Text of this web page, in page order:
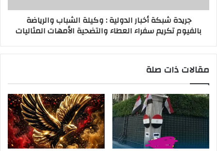
جريدة شبكة أخبار الدولية : وكيلة الشباب والرياضة
بالفيوم تكريم سفراء العطاء والتضحية الأمهات المثاليات
مقالات ذات صلة